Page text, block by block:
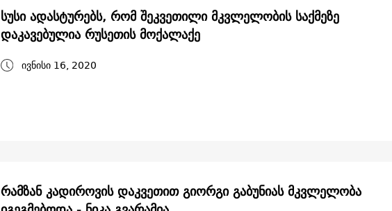
სუსი ადასტურებს, რომ შეკვეთილი მკვლელობის საქმეზე
დაკავებულია რუსეთის მოქალაქე
ივნისი 16, 2020
რამზან კადიროვის დაკვეთით გიორგი გაბუნიას მკვლელობა